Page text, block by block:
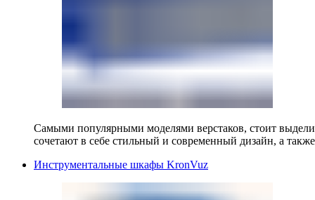
Самыми популярными моделями верстаков, стоит
сочетают в себе стильный и современный дизайн, а
Инструментальные шкафы KronVuz